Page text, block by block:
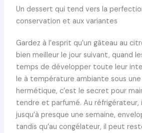
Un dessert qui tend vers la
conservation et aux variantes
Gardez à l’esprit qu’un gâteau au
bien meilleur le jour suivant, quand
temps de développer toute leur
le à température ambiante sous
hermétique, c’est le secret pour
tendre et parfumé. Au réfrigérateur,
jusqu’à presque une semaine,
tandis qu’au congélateur, il peut